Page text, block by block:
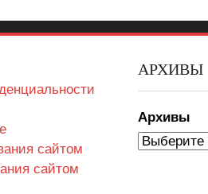
сайтом
сайтом
АРХИВЫ
Архивы